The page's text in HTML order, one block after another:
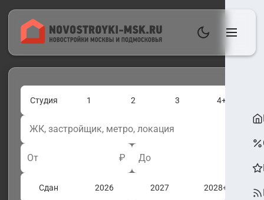
Студия 1 2 3 4+
От ₽ До
Сдан 2026 2027 2028+